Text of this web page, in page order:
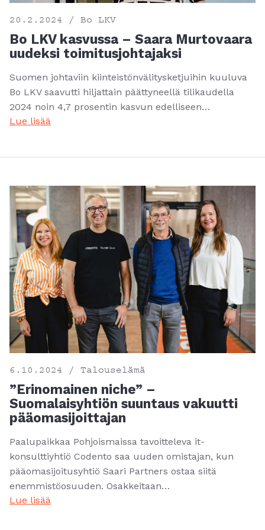
20.2.2024 / Bo LKV
Bo LKV kasvussa – Saara Murtovaara
uudeksi toimitusjohtajaksi
Suomen johtaviin kiinteistönvälitysketjuihin kuuluva
Bo LKV saavutti hiljattain päättyneellä tilikaudella
2024 noin 4,7 prosentin kasvun edelliseen…
Lue lisää
6.10.2024 / Talouselämä
”Erinomainen niche” –
Suomalaisyhtiön suuntaus vakuutti
pääomasijoittajan
Paalupaikkaa Pohjoismaissa tavoitteleva it-
konsulttiyhtiö Codento saa uuden omistajan, kun
pääomasijoitusyhtiö Saari Partners ostaa siitä
enemmistöosuuden. Osakkeitaan…
Lue lisää